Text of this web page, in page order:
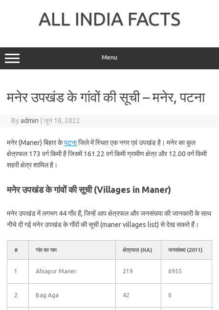
ALL INDIA FACTS
Menu
मनेर उपखंड के गांवों की सूची – मनेर, पटना
Byadmin जून 18, 2022
मनेर (Maner) बिहार केपटनाजिले में स्थित एक नगर एवं उपखंड है। मनेर का कुल
क्षेत्रफल 173 वर्ग किमी है जिसमें 161.22 वर्ग किमी ग्रामीण क्षेत्र और 12.00 वर्ग किमी
शहरी क्षेत्र शामिल है।
मनेर उपखंड के गांवों की सूची (Villages in Maner)
मनेर उपखंड में लगभग 44 गाँव हैं, जिन्हें आप क्षेत्रफल और जनसंख्या की जानकारी के साथ
नीचे दी गई मनेर उपखंड के गाँवों की सूची (maner villages list) से देख सकते हैं।
# गांव का नाम क्षेत्रफल (HA) जनसंख्या (2011)
1 Ahiapur Maner 219 6955
2 Bag Aga 42 0